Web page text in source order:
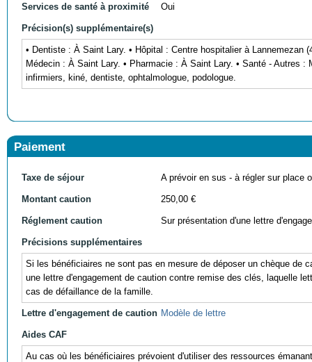
Services de santé à proximité Oui
Précision(s) supplémentaire(s)
• Dentiste : À Saint Lary. • Hôpital : Centre hospitalier à Lannemezan
Médecin : À Saint Lary. • Pharmacie : À Saint Lary. • Santé - Autres
infirmiers, kiné, dentiste, ophtalmologue, podologue.
Paiement
Taxe de séjour A prévoir en sus - à régler sur place
Montant caution 250,00 €
Réglement caution Sur présentation d'une lettre
Précisions supplémentaires
Si les bénéficiaires ne sont pas en mesure de déposer un chèque de
une lettre d'engagement de caution contre remise des clés, laquelle
cas de défaillance de la famille.
Lettre d'engagement de caution Modèle de lettre
Aides CAF
Au cas où les bénéficiaires prévoient d'utiliser des ressources